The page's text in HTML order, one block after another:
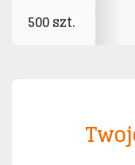
500 szt.